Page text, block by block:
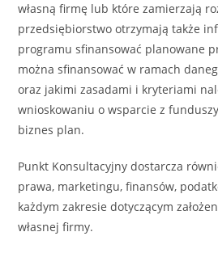
własną firmę lub które zamierzają
przedsiębiorstwo otrzymają także
programu sfinansować planowane
można sfinansować w ramach
oraz jakimi zasadami i kryteriami
wnioskowaniu o wsparcie z
biznes plan.
Punkt Konsultacyjny dostarcza
prawa, marketingu, finansów,
każdym zakresie dotyczącym
własnej firmy.